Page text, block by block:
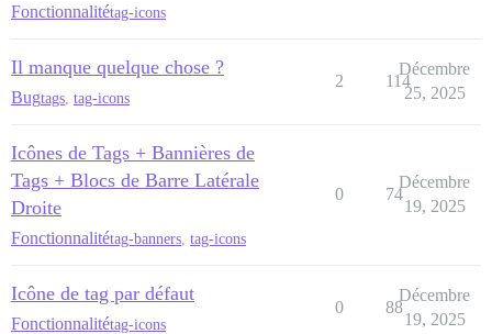
Fonctionnalitétag-icons
Il manque quelque chose ?
Bugtags tag-icons
2 114
Décembre
25, 2025
Icônes de Tags + Bannières de
Tags + Blocs de Barre Latérale
Droite
Fonctionnalitétag-banners tag-icons
0 74
Décembre
19, 2025
Icône de tag par défaut
Fonctionnalitétag-icons
0 88
Décembre
19, 2025